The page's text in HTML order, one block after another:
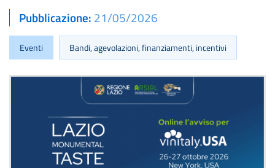
Pubblicazione 21/05/2026
Eventi Bandi, agevolazioni, finanziamenti, incentivi